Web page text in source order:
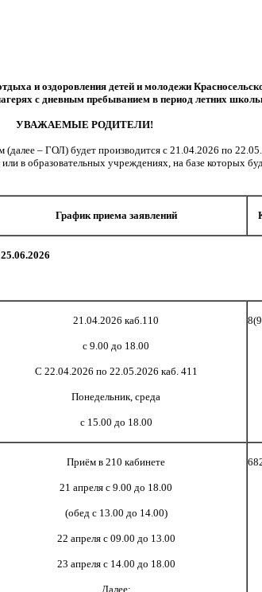
и оздоровления детей и молодежи
с дневным пребыванием в период летних
УВАЖАЕМЫЕ РОДИТЕЛИ!
(далее – ГОЛ) будет производится с 21.04.2026 по
в образовательных учреждениях, на базе
График приема заявлений
21.04.2026 каб.110
с 9.00 до 18.00
С 22.04.2026 по 22.05.2026 каб. 411
Понедельник, среда
с 15.00 до 18.00
Приём в 210 кабинете
21 апреля с 9.00 до 18.00
(обед с 13.00 до 14.00)
22 апреля с 09.00 до 13.00
23 апреля с 14.00 до 18.00
Далее: